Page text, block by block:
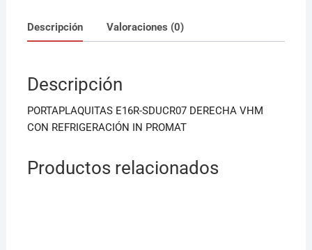
c
e
o
o
k
ai
l
at
s
p
p
Descripción Valoraciones (0)
Descripción
PORTAPLAQUITAS E16R-SDUCR07 DERECHA VHM
CON REFRIGERACIÓN IN PROMAT
Productos relacionados